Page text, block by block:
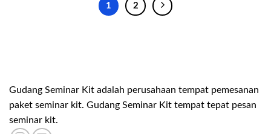
1 2
Gudang Seminar Kit adalah perusahaan tempat pemesanan
paket seminar kit. Gudang Seminar Kit tempat tepat pesan
seminar kit.